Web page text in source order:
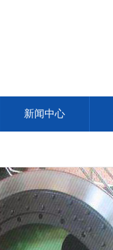
新闻中心